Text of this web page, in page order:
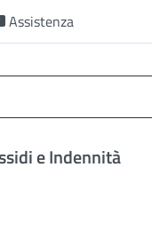
Assistenza
e Indennità